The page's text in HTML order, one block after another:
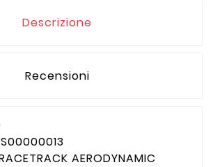
Descrizione
Recensioni
AERODYNAMIC